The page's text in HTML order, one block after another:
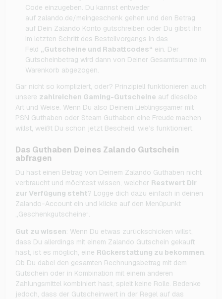
Code einzugeben. Du kannst entweder
auf zalando.de/meingeschenk gehen und den Betrag
auf Dein Zalando Konto gutschreiben oder Du gibst ihn
im letzten Schritt des Bestellvorgangs in das
Feld „Gutscheine und Rabattcodes“ ein. Der
Gutscheinbetrag wird dann von Deiner Gesamtsumme im
Warenkorb abgezogen.
Gar nicht so kompliziert, oder? Prinzipiell funktionieren auch
unsere zahlreichen Gaming-Gutscheine auf dieselbe
Art und Weise. Wenn Du also Deinem Lieblingsgamer mit
PSN Guthaben oder Steam Guthaben eine Freude machen
willst, weißt Du schon jetzt Bescheid, wie’s funktioniert.
Das Guthaben Deines Zalando Gutschein
abfragen
Du hast einen Betrag von Deinem Zalando Guthaben nicht
verbraucht und möchtest wissen, welcher Restwert Dir
zur Verfügung steht? Logge dich dazu einfach in deinen
Zalando-Account ein und klicke auf den Menüpunkt
„Geschenkgutscheine“.
Gut zu wissen: Wenn Du etwas zurückschicken willst,
dass Du allerdings mit einem Zalando Gutschein gekauft
hast, ist es möglich, eine Rückerstattung zu bekommen.
Ob Du dabei den gesamten Rechnungsbetrag mit dem
Gutschein oder in Kombination mit einem anderen
Zahlungsmittel kombiniert hast, spielt keine Rolle. Bedenke
jedoch, dass der Gutscheinwert in der Regel auf das